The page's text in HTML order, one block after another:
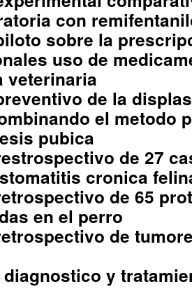
con
sobre la
uso de
veterinaria
de la
el metodo
pubica
de 27
cronica
de 65
en el perro
de
y